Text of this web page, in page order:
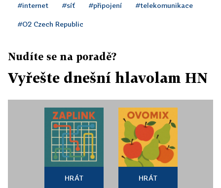
#internet #síť #připojení #telekomunikace
#O2 Czech Republic
Nudíte se na poradě?
Vyřešte dnešní hlavolam HN
HRÁT HRÁT